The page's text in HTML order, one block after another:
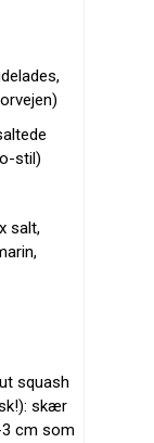
stil)
salt,
squash
skær
cm som